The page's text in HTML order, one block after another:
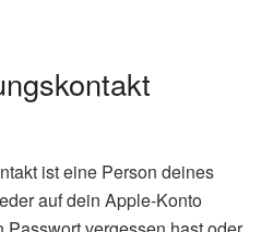
ist eine Person deines
auf dein Apple-Konto